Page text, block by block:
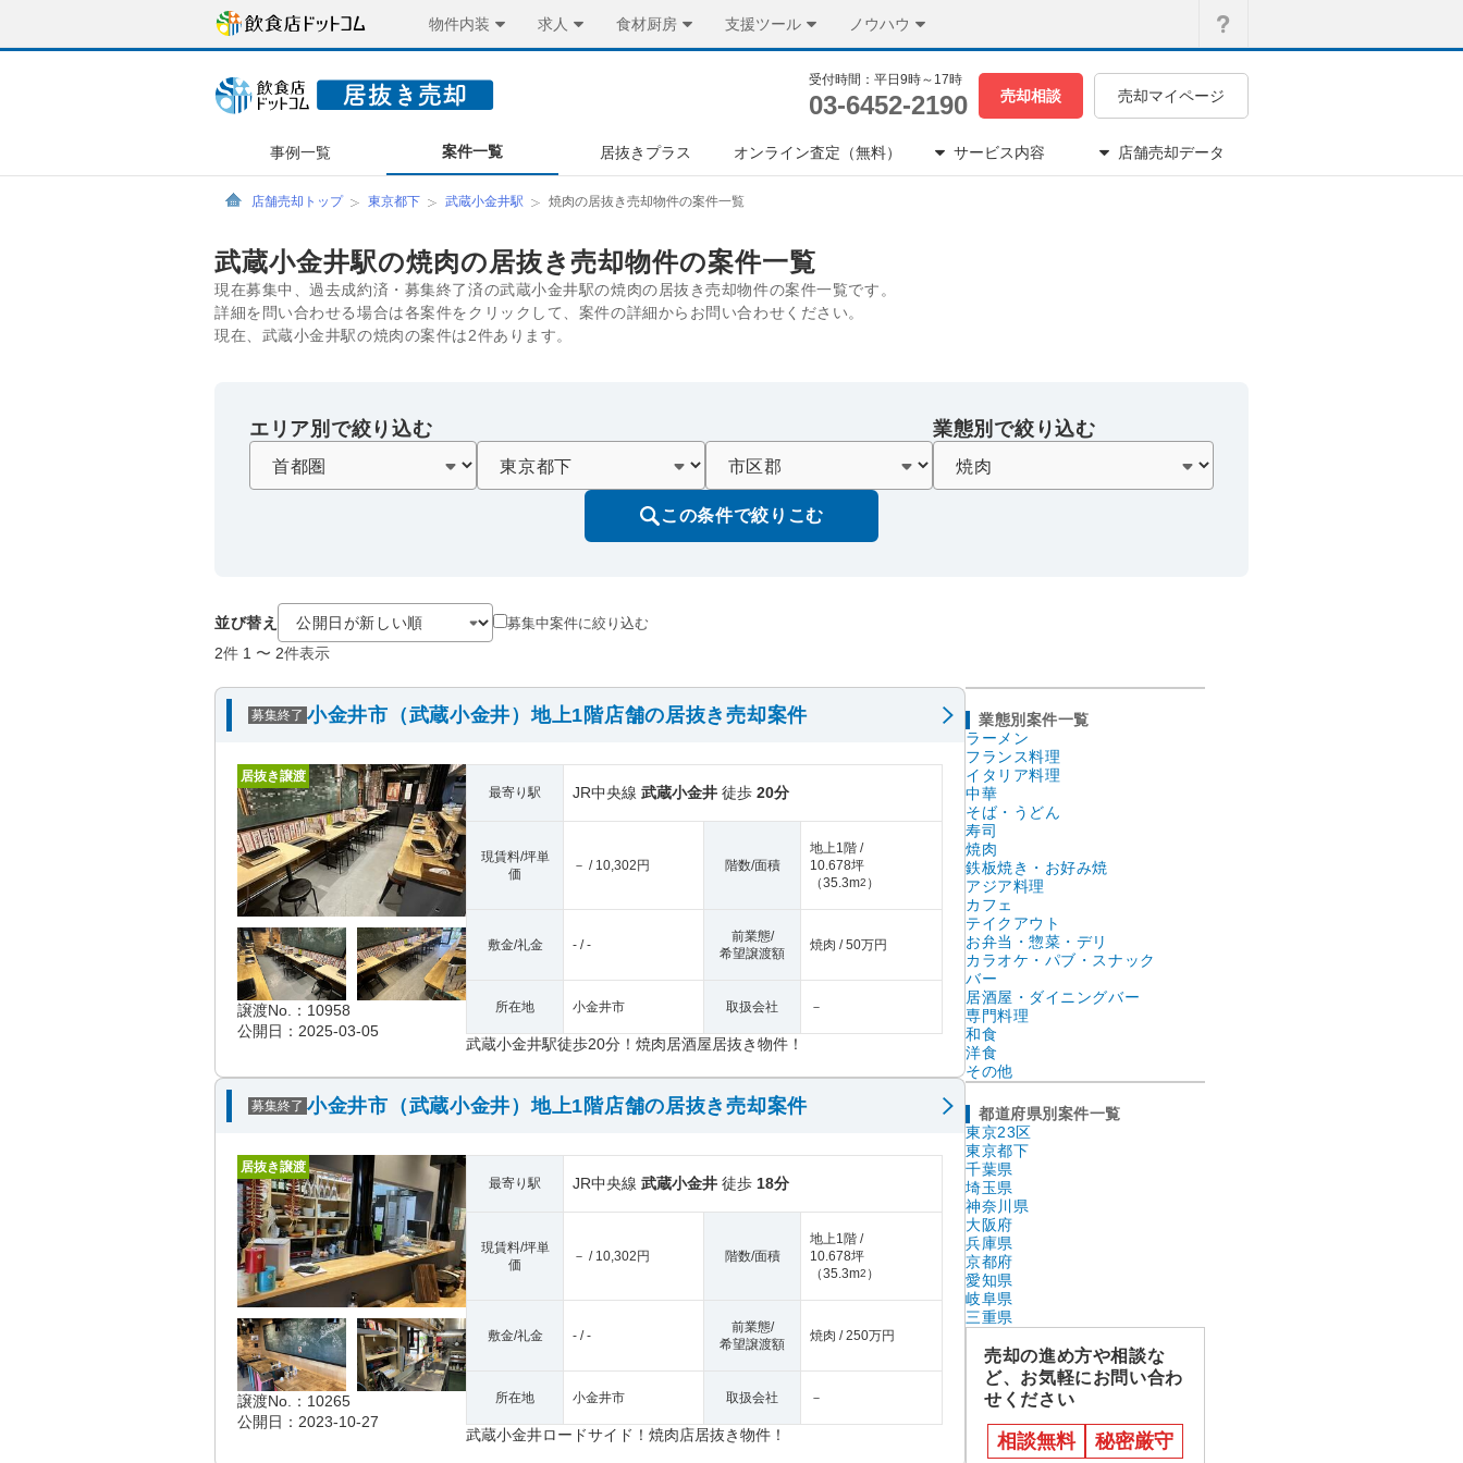
物件内装 求人 食材厨房 支援ツール ノウハウ
受付時間：平日9時～17時
03-6452-2190 売却相談 売却マイページ
事例一覧 案件一覧 居抜きプラス オンライン査定（無料） サービス内容 店舗売却データ
店舗売却トップ 東京都下 武蔵小金井駅 焼肉の居抜き売却物件の案件一覧
武蔵小金井駅の焼肉の居抜き売却物件の案件一覧
現在募集中、過去成約済・募集終了済の武蔵小金井駅の焼肉の居抜き売却物件の案件一覧です。
詳細を問い合わせる場合は各案件をクリックして、案件の詳細からお問い合わせください。
現在、武蔵小金井駅の焼肉の案件は2件あります。
エリア別で絞り込む 業態別で絞り込む
この条件で絞りこむ
並び替え 募集中案件に絞り込む
2件 1 〜 2件表示
募集終了 小金井市（武蔵小金井）地上1階店舗の居抜き売却案件
居抜き譲渡
譲渡No.：10958
公開日：2025-03-05
最寄り駅 JR中央線 武蔵小金井 徒歩 20分
現賃料/坪単
価
－ / 10,302円 階数/面積
地上1階 /
10.678坪
（35.3m2 ）
敷金/礼金 - / -
前業態/
希望譲渡額
焼肉 / 50万円
所在地 小金井市 取扱会社 －
武蔵小金井駅徒歩20分！焼肉居酒屋居抜き物件！
募集終了 小金井市（武蔵小金井）地上1階店舗の居抜き売却案件
居抜き譲渡
譲渡No.：10265
公開日：2023-10-27
最寄り駅 JR中央線 武蔵小金井 徒歩 18分
現賃料/坪単
価
－ / 10,302円 階数/面積
地上1階 /
10.678坪
（35.3m2 ）
敷金/礼金 - / -
前業態/
希望譲渡額
焼肉 / 250万円
所在地 小金井市 取扱会社 －
武蔵小金井ロードサイド！焼肉店居抜き物件！
業態別案件一覧
ラーメン
フランス料理
イタリア料理
中華
そば・うどん
寿司
焼肉
鉄板焼き・お好み焼
アジア料理
カフェ
テイクアウト
お弁当・惣菜・デリ
カラオケ・パブ・スナック
バー
居酒屋・ダイニングバー
専門料理
和食
洋食
その他
都道府県別案件一覧
東京23区
東京都下
千葉県
埼玉県
神奈川県
大阪府
兵庫県
京都府
愛知県
岐阜県
三重県
売却の進め方や相談な
ど、お気軽にお問い合わ
せください
相談無料 秘密厳守